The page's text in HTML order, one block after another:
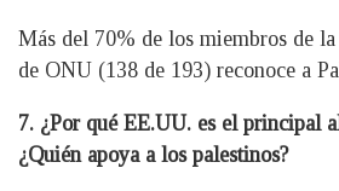
Más del 70% de los miembros de
de ONU (138 de 193) reconoce a
7. ¿Por qué EE.UU. es el principal
¿Quién apoya a los palestinos?